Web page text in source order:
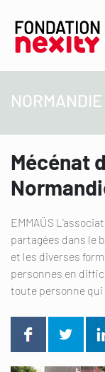
NORMANDIE
Mécénat
EMMAÜS
partagées dans le
et les diverses
personnes en
toute personne qui